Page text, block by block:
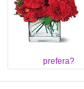
prefera?